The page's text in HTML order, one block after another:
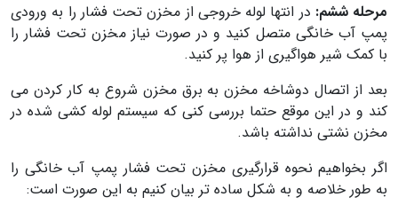
مرحله ششم:در انتها لوله خروجی از مخزن تحت فشار را به ورودی
پمپ آب خانگی متصل کنید و در صورت نیاز مخزن تحت فشار را
با کمک شیر هواگیری از هوا پر کنید.
بعد از اتصال دوشاخه مخزن به برق مخزن شروع به کار کردن می
کند و در این موقع حتما بررسی کنی که سیستم لوله کشی شده در
مخزن نشتی نداشته باشد.
اگر بخواهیم نحوه قرارگیری مخزن تحت فشار پمپ آب خانگی را
به طور خلاصه و به شکل ساده تر بیان کنیم به این صورت است: